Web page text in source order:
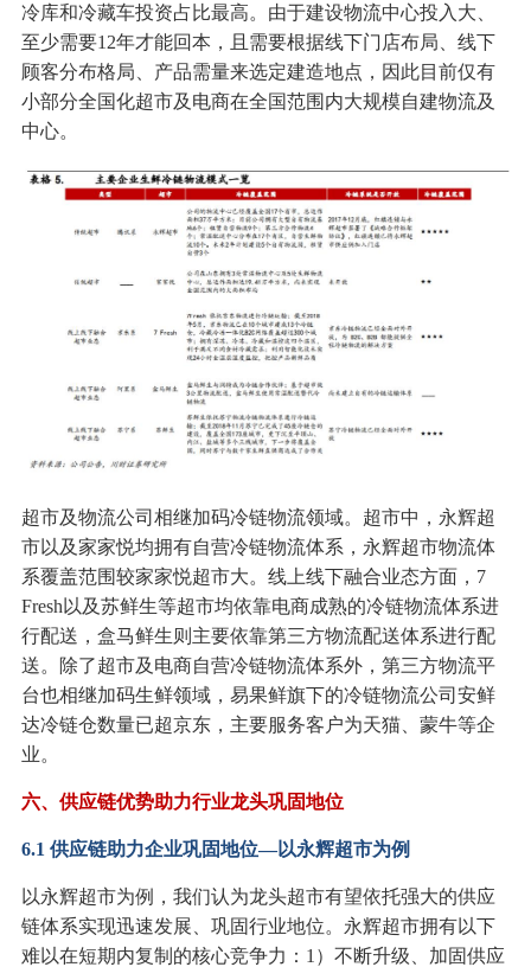
冷库和冷藏车投资占比最高。由于建设物流中心投入大、
至少需要12年才能回本，且需要根据线下门店布局、线下
顾客分布格局、产品需量来选定建造地点，因此目前仅有
小部分全国化超市及电商在全国范围内大规模自建物流及
中心。
超市及物流公司相继加码冷链物流领域。超市中，永辉超
市以及家家悦均拥有自营冷链物流体系，永辉超市物流体
系覆盖范围较家家悦超市大。线上线下融合业态方面，7
Fresh以及苏鲜生等超市均依靠电商成熟的冷链物流体系进
行配送，盒马鲜生则主要依靠第三方物流配送体系进行配
送。除了超市及电商自营冷链物流体系外，第三方物流平
台也相继加码生鲜领域，易果鲜旗下的冷链物流公司安鲜
达冷链仓数量已超京东，主要服务客户为天猫、蒙牛等企
业。
六、供应链优势助力行业龙头巩固地位
6.1 供应链助力企业巩固地位—以永辉超市为例
以永辉超市为例，我们认为龙头超市有望依托强大的供应
链体系实现迅速发展、巩固行业地位。永辉超市拥有以下
难以在短期内复制的核心竞争力：1）不断升级、加固供应